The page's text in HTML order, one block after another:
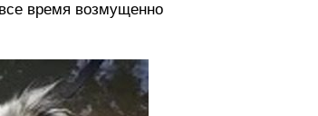
время возмущенно